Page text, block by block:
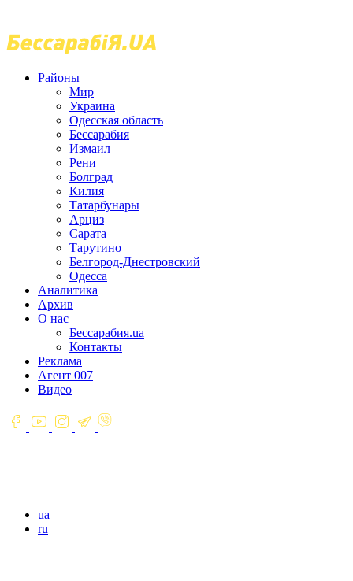
Районы
Мир
Украина
Одесская область
Бессарабия
Измаил
Рени
Болград
Килия
Татарбунары
Арциз
Сарата
Тарутино
Белгород-Днестровский
Одесса
Аналитика
Архив
О нас
Бессарабия.ua
Контакты
Реклама
Агент 007
Видео
ua
ru